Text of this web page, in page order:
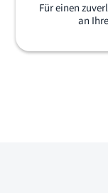
Für einen
an